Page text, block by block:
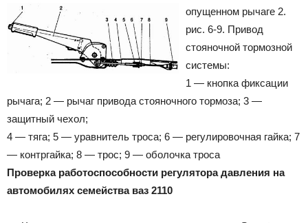
опущенном рычаге 2.
рис. 6-9. Привод
стояночной тормозной
системы:
1 — кнопка фиксации
рычага; 2 — рычаг привода стояночного тормоза; 3 —
защитный чехол;
4 — тяга; 5 — уравнитель троса; 6 — регулировочная гайка; 7
— контргайка; 8 — трос; 9 — оболочка троса
Проверка работоспособности регулятора давления на
автомобилях семейства ваз 2110